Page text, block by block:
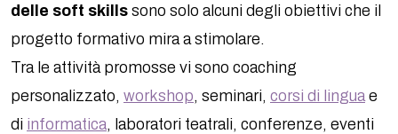
delle soft skills sono solo alcuni degli obiettivi che il
progetto formativo mira a stimolare.
Tra le attività promosse vi sono coaching
personalizzato, workshop, seminari, corsi di lingua e
di informatica, laboratori teatrali, conferenze, eventi